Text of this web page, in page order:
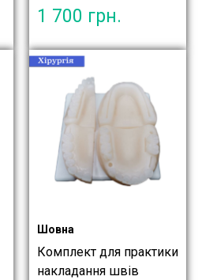
1 700 грн.
Шовна
Комплект для практики
накладання швів